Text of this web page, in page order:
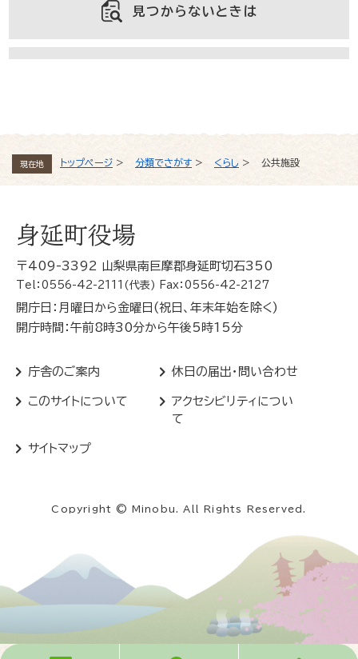
現在地 トップページ > 分類でさがす > くらし > 公共施設
見つからないときは
身延町役場
〒409-3392 山梨県南巨摩郡身延町切石350
Tel：0556-42-2111(代表) Fax：0556-42-2127
開庁日：月曜日から金曜日(祝日、年末年始を除く)
開庁時間：午前8時30分から午後5時15分
庁舎のご案内 休日の届出・問い合わせ
このサイトについて
アクセシビリティについ
て
サイトマップ
Copyright © Minobu. All Rights Reserved.